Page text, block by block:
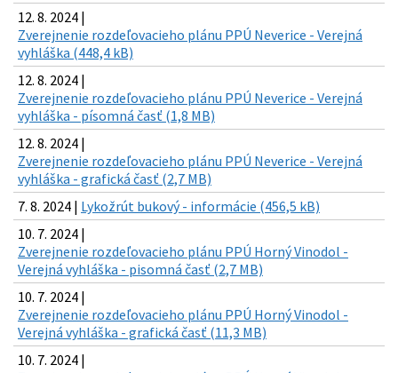
12. 8. 2024 |
Zverejnenie rozdeľovacieho plánu PPÚ Neverice - Verejná
vyhláška (448,4 kB)
12. 8. 2024 |
Zverejnenie rozdeľovacieho plánu PPÚ Neverice - Verejná
vyhláška - písomná časť (1,8 MB)
12. 8. 2024 |
Zverejnenie rozdeľovacieho plánu PPÚ Neverice - Verejná
vyhláška - grafická časť (2,7 MB)
7. 8. 2024 | Lykožrút bukový - informácie (456,5 kB)
10. 7. 2024 |
Zverejnenie rozdeľovacieho plánu PPÚ Horný Vinodol -
Verejná vyhláška - pisomná časť (2,7 MB)
10. 7. 2024 |
Zverejnenie rozdeľovacieho plánu PPÚ Horný Vinodol -
Verejná vyhláška - grafická časť (11,3 MB)
10. 7. 2024 |